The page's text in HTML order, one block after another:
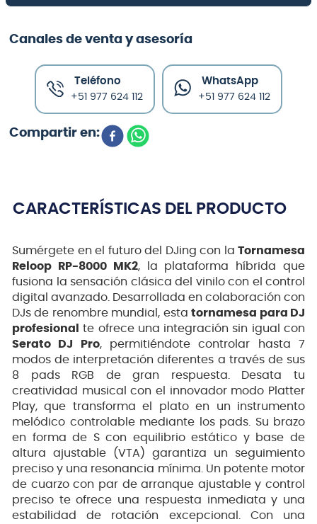
Canales de venta y asesoría
Teléfono
+51 977 624 112
WhatsApp
+51 977 624 112
CARACTERÍSTICAS DEL PRODUCTO
Sumérgete en el futuro del DJing con la Tornamesa
Reloop RP-8000 MK2, la plataforma híbrida que
fusiona la sensación clásica del vinilo con el control
digital avanzado. Desarrollada en colaboración con
DJs de renombre mundial, estatornamesa para DJ
profesional
te ofrece una integración sin igual con
Serato DJ Pro, permitiéndote controlar hasta 7
modos de interpretación diferentes a través de sus
8 pads RGB de gran respuesta. Desata tu
creatividad musical con el innovador modo Platter
Play, que transforma el plato en un instrumento
melódico controlable mediante los pads. Su brazo
en forma de S con equilibrio estático y base de
altura ajustable (VTA) garantiza un seguimiento
preciso y una resonancia mínima. Un potente motor
de cuarzo con par de arranque ajustable y control
preciso te ofrece una respuesta inmediata y una
estabilidad de rotación excepcional. Con una